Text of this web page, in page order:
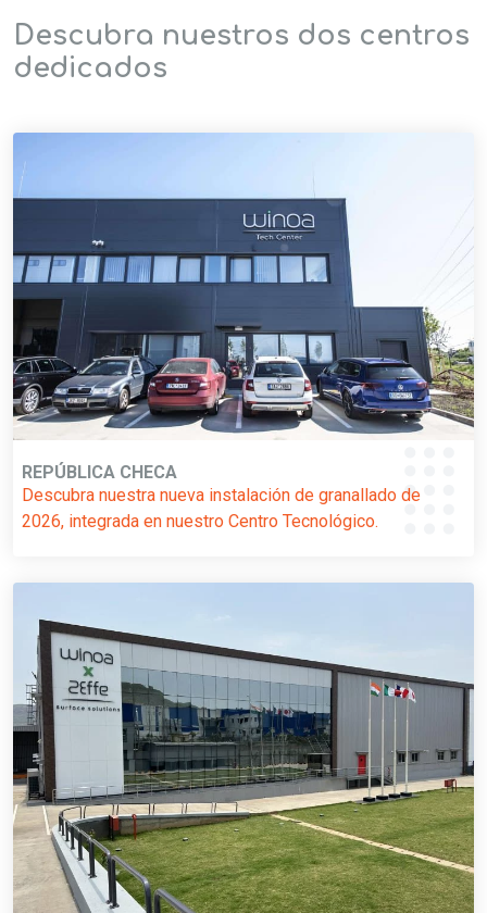
Descubra nuestros dos centros
dedicados
REPÚBLICA CHECA
Descubra nuestra nueva instalación de granallado de
2026, integrada en nuestro Centro Tecnológico.